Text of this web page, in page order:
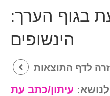
בגוף הערך:
הינשופים
לדף התוצאות
עיתון/כתב עת